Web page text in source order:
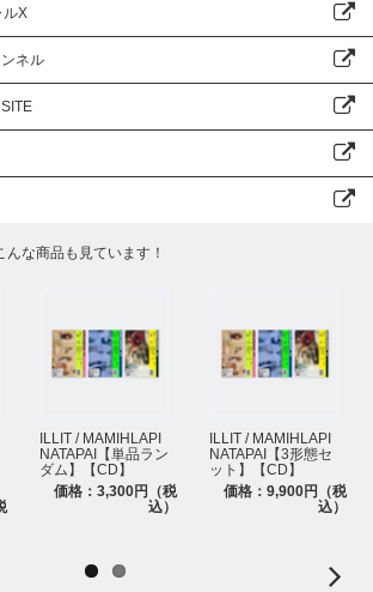
ルX
ネル
んな商品も見ています！
ILLIT / MAMIHLAPI
NATAPAI【単品ラン
ダム】【CD】
価格：3,300円（税
込）
ILLIT / MAMIHLAPI
NATAPAI【3形態セ
ット】【CD】
価格：9,900円（税
込）